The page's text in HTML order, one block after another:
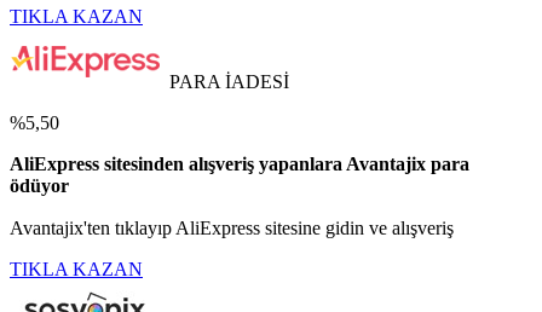
TIKLA KAZAN
PARA İADESİ
%5,50
AliExpress sitesinden alışveriş yapanlara Avantajix para
ödüyor
Avantajix'ten tıklayıp AliExpress sitesine gidin ve alışveriş
TIKLA KAZAN